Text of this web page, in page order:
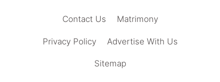
Matrimony
Contact Us
Advertise With Us
Privacy Policy
Sitemap